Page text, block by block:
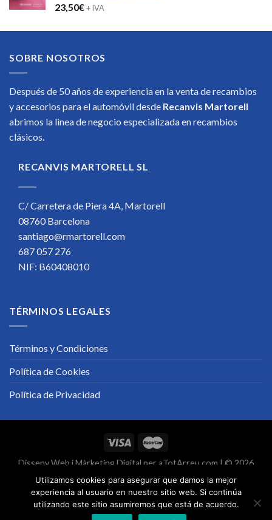
23,50€+ IVA
SOBRE NOSOTROS
Después de 50 años de experiencia en la venta de recambios
y accesorios para el automóvil desde Recanvis Martorell
abrimos la linea de negocio especializada en recambios
clásicos.
RECANVIS MARTORELL SL
C/ Carretera de Piera 4A, Martorell
08760 Barcelona
santiago@rmartorell.com
687 057 276
NIF: B60408010
TÉRMINOS LEGALES
Términos y Condiciones
Política de Cookies
Política de Privacidad
Disseny Web iMàrketing Digital per aTotArreu.com | © 2026
Utilizamos cookies para asegurar que damos la mejor
experiencia al usuario en nuestro sitio web. Si continúa
utilizando este sitio asumiremos que está de acuerdo.